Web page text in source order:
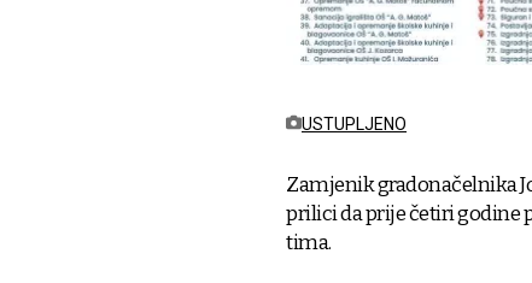
USTUPLJENO
Zamjenik gradonačelnika
prilici da prije četiri godine
tima.